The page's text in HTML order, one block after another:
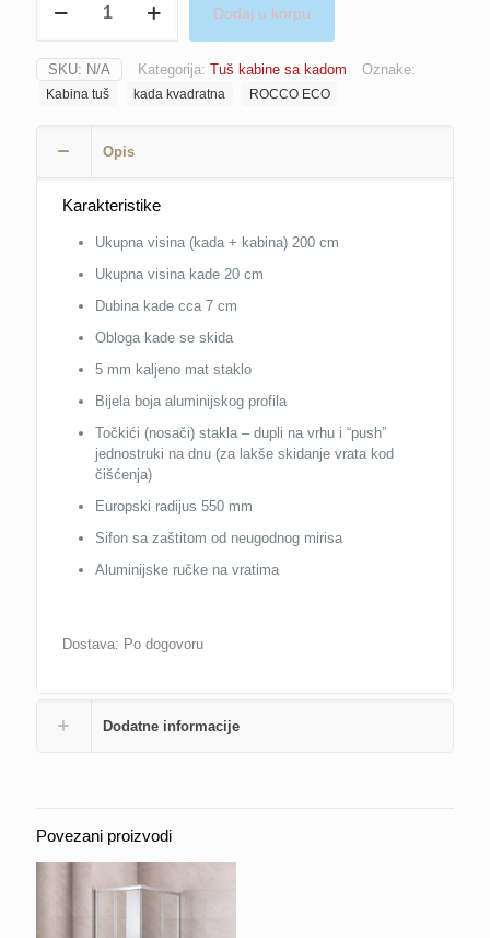
kadom
kvadratna
(mat
cm
ROCCO
količina
Dodaj u korpu
SKU: N/A Kategorija: Tuš kabine sa kadom Oznake:
Kabina tuš kada kvadratna ROCCO ECO
Opis
Karakteristike
Ukupna visina (kada + kabina) 200 cm
Ukupna visina kade 20 cm
Dubina kade cca 7 cm
Obloga kade se skida
5 mm kaljeno mat staklo
Bijela boja aluminijskog profila
Točkići (nosači) stakla – dupli na vrhu i “push”
jednostruki na dnu (za lakše skidanje vrata kod
čišćenja)
Europski radijus 550 mm
Sifon sa zaštitom od neugodnog mirisa
Aluminijske ručke na vratima
Dostava: Po dogovoru
Dodatne informacije
Povezani proizvodi